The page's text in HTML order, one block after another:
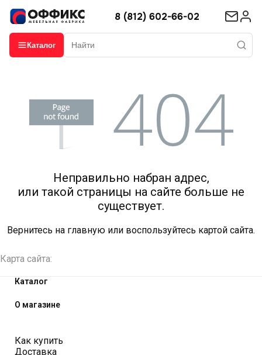
8 (812) 602-66-02
Каталог
Неправильно набран адрес,
или такой страницы на сайте больше не
существует.
Вернитесь на главную или воспользуйтесь картой сайта.
Карта сайта:
Каталог
О магазине
Как купить
Доставка